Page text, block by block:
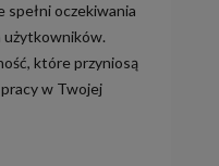
oczekiwania
użytkowników.
które przyniosą
w Twojej